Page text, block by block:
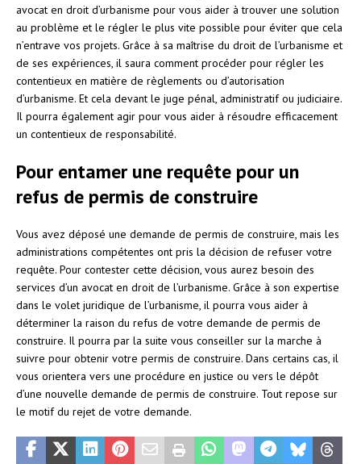
avocat en droit d’urbanisme pour vous aider à trouver une solution
au problème et le régler le plus vite possible pour éviter que cela
n’entrave vos projets. Grâce à sa maîtrise du droit de l’urbanisme et
de ses expériences, il saura comment procéder pour régler les
contentieux en matière de règlements ou d’autorisation
d’urbanisme. Et cela devant le juge pénal, administratif ou judiciaire.
Il pourra également agir pour vous aider à résoudre efficacement
un contentieux de responsabilité.
Pour entamer une requête pour un
refus de permis de construire
Vous avez déposé une demande de permis de construire, mais les
administrations compétentes ont pris la décision de refuser votre
requête. Pour contester cette décision, vous aurez besoin des
services d’un avocat en droit de l’urbanisme. Grâce à son expertise
dans le volet juridique de l’urbanisme, il pourra vous aider à
déterminer la raison du refus de votre demande de permis de
construire. Il pourra par la suite vous conseiller sur la marche à
suivre pour obtenir votre permis de construire. Dans certains cas, il
vous orientera vers une procédure en justice ou vers le dépôt
d’une nouvelle demande de permis de construire. Tout repose sur
le motif du rejet de votre demande.